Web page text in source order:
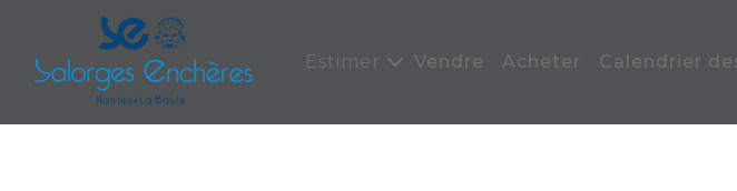
Estimer Vendre Acheter Calendrier
Panneau de gestion des cookies